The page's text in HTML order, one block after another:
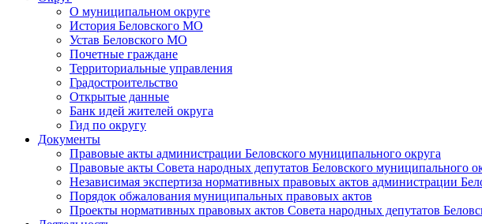
О муниципальном округе
История Беловского МО
Устав Беловского МО
Почетные граждане
Территориальные управления
Градостроительство
Открытые данные
Банк идей жителей округа
Гид по округу
Документы
Правовые акты администрации Беловского муниципального округа
Правовые акты Совета народных депутатов Беловского муниципального
Независимая экспертиза нормативных правовых актов администрации
Порядок обжалования муниципальных правовых актов
Проекты нормативных правовых актов Совета народных депутатов